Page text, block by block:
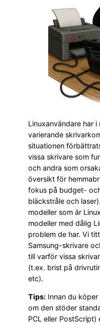
Linuxanvändare har
varierande
situationen
vissa skrivare som
och andra som
översikt för
fokus på budget-
bläckstråle och
modeller som är
modeller med dålig
problem de har. Vi
Samsung-skrivare
till varför vissa
(t.ex. brist på
etc).
Tips: Innan du
om den stöder
PCL eller